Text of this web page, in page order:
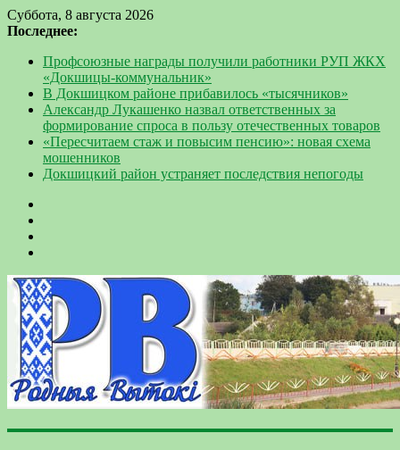
Суббота, 8 августа 2026
Последнее:
Профсоюзные награды получили работники РУП ЖКХ
«Докшицы-коммунальник»
В Докшицком районе прибавилось «тысячников»
Александр Лукашенко назвал ответственных за
формирование спроса в пользу отечественных товаров
«Пересчитаем стаж и повысим пенсию»: новая схема
мошенников
Докшицкий район устраняет последствия непогоды